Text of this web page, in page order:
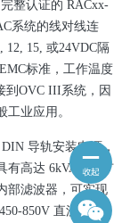
整认证的 RACxx-
系统的线对线连
12, 15, 或24VDC隔
标准，工作温度
到OVC III系统，因
业应用。
导轨安装电源，
有高达 6kVAC 的扩
部滤波器，可实现
850V 直流电。